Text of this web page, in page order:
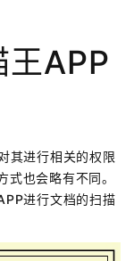
王APP
其进行相关的权限
也会略有不同。
进行文档的扫描